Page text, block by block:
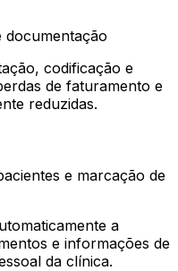
documentação
codificação e
de faturamento e
reduzidas.
e marcação de
a
e informações de
da clínica.